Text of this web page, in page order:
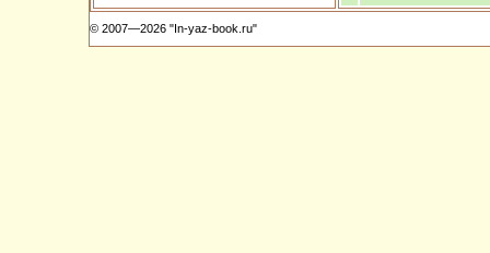
© 2007—2026 "In-yaz-book.ru"